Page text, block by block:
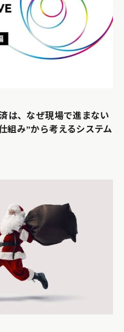
は、なぜ現場で進まない
組み”から考えるシステム